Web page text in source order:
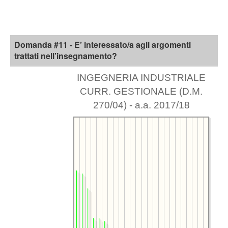
Domanda #11 - E’ interessato/a agli argomenti
trattati nell’insegnamento?
INGEGNERIA INDUSTRIALE
CURR. GESTIONALE (D.M.
270/04) - a.a. 2017/18